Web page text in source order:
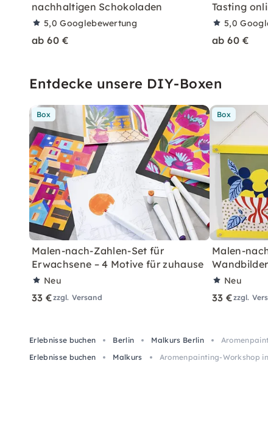
nachhaltigen Schokoladen
5,0Googlebewertung
ab 60 €
Tasting
5,0
ab 60 €
Entdecke unsere DIY-Boxen
Box
Malen-nach-Zahlen-Set für
Erwachsene – 4 Motive für zuhause
Neu
33 €zzgl. Versand
Box
Malen-
Neu
33 €zzgl.
Erlebnisse buchen Berlin Malkurs Berlin
Erlebnisse buchen
Malkurs Aromenpainting-Workshop